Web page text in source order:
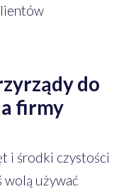
do
firmy
i środki czystości
wolą używać